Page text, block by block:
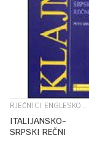
RJEČNICI ENGLESKOG JEZIKA
ITALIJANSKO-
SRPSKI REČNI